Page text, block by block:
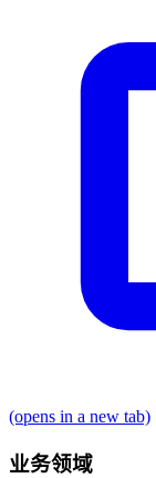
(opens in a new tab)
业务领域